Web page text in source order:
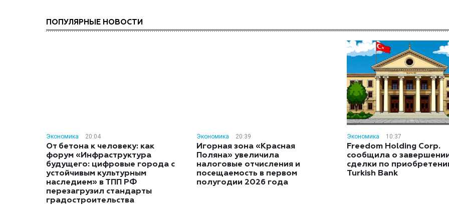
ПОПУЛЯРНЫЕ НОВОСТИ
Экономика 20:04
От бетона к человеку: как
форум «Инфраструктура
будущего: цифровые города с
устойчивым культурным
наследием» в ТПП РФ
перезагрузил стандарты
градостроительства
Экономика 20:39
Игорная зона «Красная
Поляна» увеличила
налоговые отчисления и
посещаемость в первом
полугодии 2026 года
Экономика 10:37
Freedom Holding Corp.
сообщила о
сделки по
Turkish Bank